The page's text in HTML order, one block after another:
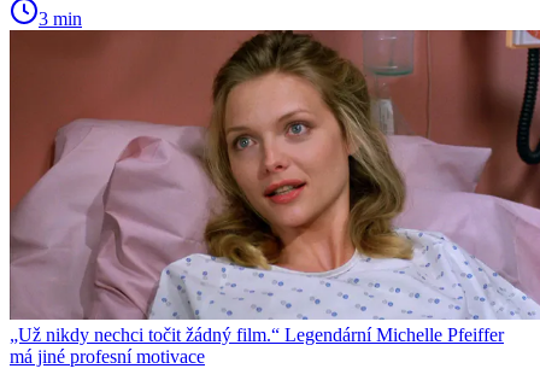
3 min
„Už nikdy nechci točit žádný film.“ Legendární Michelle Pfeiffer
má jiné profesní motivace